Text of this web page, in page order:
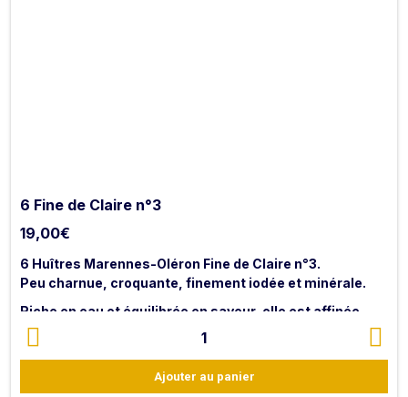
6 Fine de Claire n°3
19,00€
6 Huîtres Marennes-Oléron Fine de Claire n°3.
Peu charnue, croquante, finement iodée et minérale.
Riche en eau et équilibrée en saveur, elle est affinée
dans les claires du bassin de Marennes Oléron.
NB : les huîtres sont livrées ouvertes avec citron et
1
Ajouter au panier